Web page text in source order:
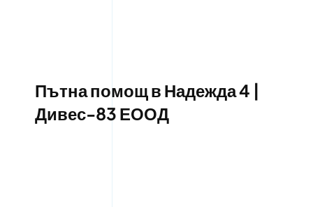
Пътна помощ в Надежда 4 |
Дивес-83 ЕООД